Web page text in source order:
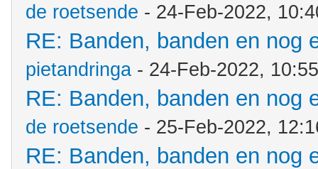
de roetsende - 24-Feb-2022,
RE: Banden, banden en nog
pietandringa - 24-Feb-2022,
RE: Banden, banden en nog
de roetsende - 25-Feb-2022,
RE: Banden, banden en nog